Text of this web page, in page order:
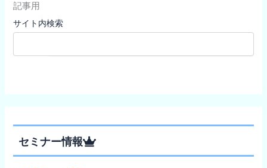
記事用
サイト内検索
セミナー情報